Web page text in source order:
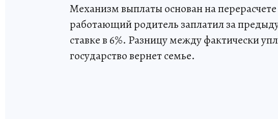
Механизм выплаты основан на
работающий родитель заплатил за
ставке в 6%. Разницу между фактически
государство вернет семье.